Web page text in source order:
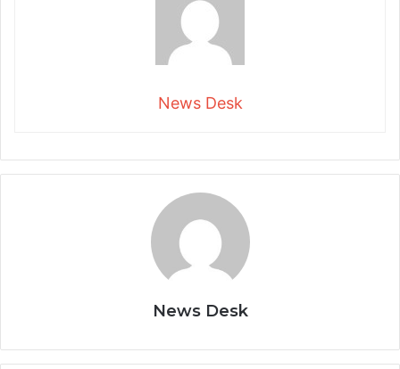
News Desk
News Desk